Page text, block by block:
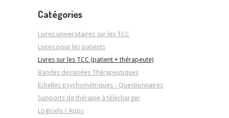
Catégories
Livres universitaires sur les TCC
Livres pour les patients
Livres sur les TCC (patient + thérapeute)
Bandes dessinées Thérapeutiques
Echelles psychométriques - Questionnaires
Supports de thérapie à télécharger
Logiciels / Apps